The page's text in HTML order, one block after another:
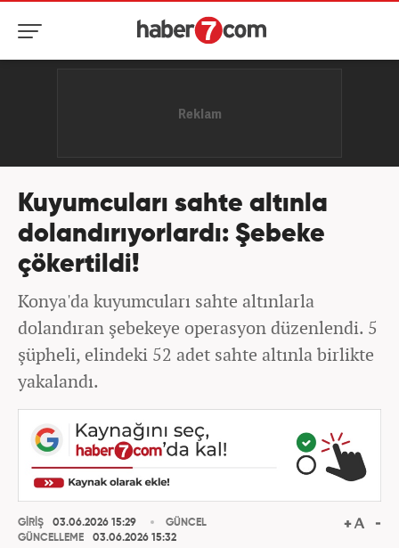
Kuyumcuları sahte altınla
dolandırıyorlardı: Şebeke
çökertildi!
Konya'da kuyumcuları sahte altınlarla
dolandıran şebekeye operasyon düzenlendi. 5
şüpheli, elindeki 52 adet sahte altınla birlikte
yakalandı.
GİRİŞ
03.06.2026 15:29
GÜNCELLEME
03.06.2026 15:32
GÜNCEL